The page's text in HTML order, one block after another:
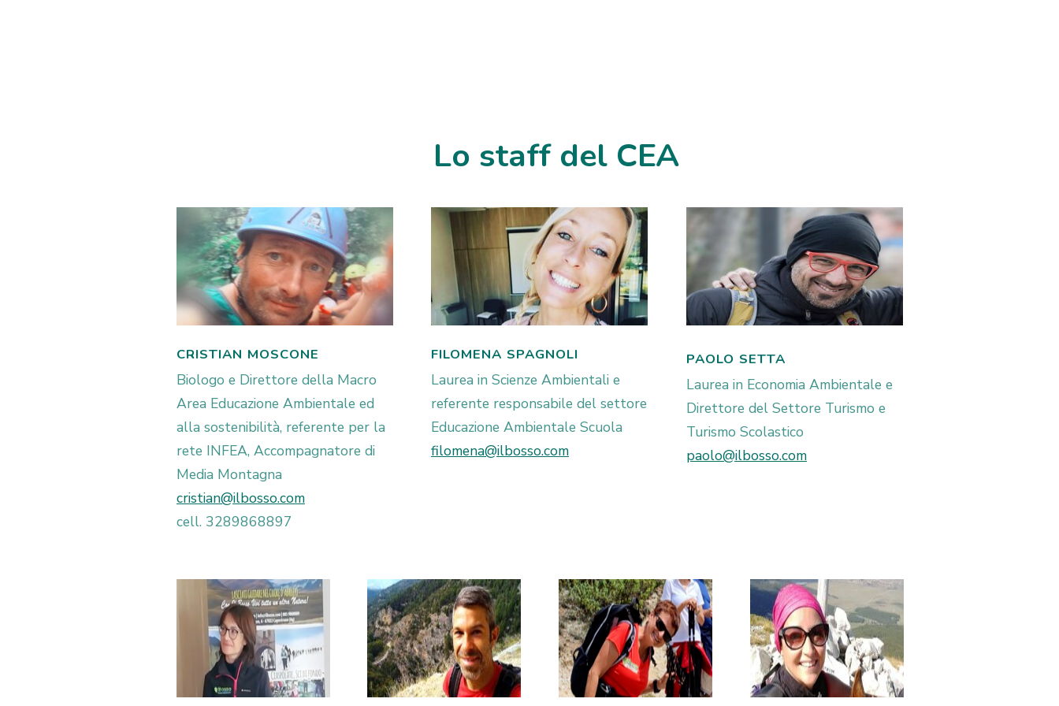
Lo staff del CEA
CRISTIAN MOSCONE
Biologo e Direttore della Macro
Area Educazione Ambientale ed
alla sostenibilità, referente per la
rete INFEA, Accompagnatore di
Media Montagna
cristian@ilbosso.com
cell. 3289868897
FILOMENA SPAGNOLI
Laurea in Scienze Ambientali e
referente responsabile del settore
Educazione Ambientale Scuola
filomena@ilbosso.com
PAOLO SETTA
Laurea in Economia Ambientale e
Direttore del Settore Turismo e
Turismo Scolastico
paolo@ilbosso.com